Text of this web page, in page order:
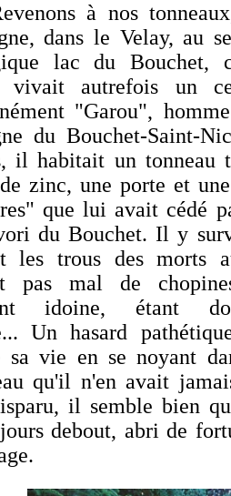
à nos
dans le Velay, au
lac du Bouchet,
vivait autrefois un
"Garou",
du Bouchet-Saint-
il habitait un tonneau
zinc, une porte et
que lui avait cédé
du Bouchet. Il y
les trous des morts
pas mal de
idoine, étant
Un hasard
sa vie en se noyant
qu'il n'en avait
il semble bien
debout, abri de